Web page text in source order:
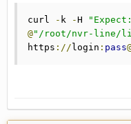
curl - k -H
@"/root/nvr-line/
https :// login : pass